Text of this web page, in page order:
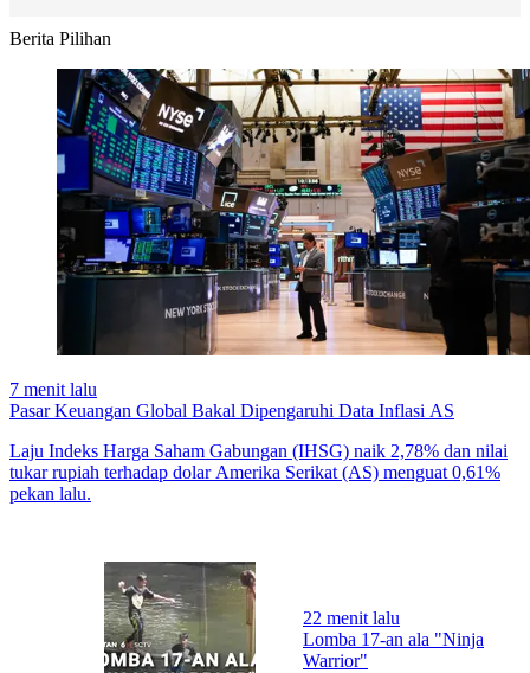
Berita Pilihan
7 menit lalu
Pasar Keuangan Global Bakal Dipengaruhi Data Inflasi AS
Laju Indeks Harga Saham Gabungan (IHSG) naik 2,78% dan nilai
tukar rupiah terhadap dolar Amerika Serikat (AS) menguat 0,61%
pekan lalu.
22 menit lalu
Lomba 17-an ala "Ninja
Warrior"